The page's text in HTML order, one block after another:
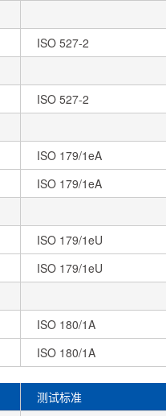
ISO 527-2
ISO 527-2
ISO 179/1eA
ISO 179/1eA
ISO 179/1eU
ISO 179/1eU
ISO 180/1A
ISO 180/1A
测试标准